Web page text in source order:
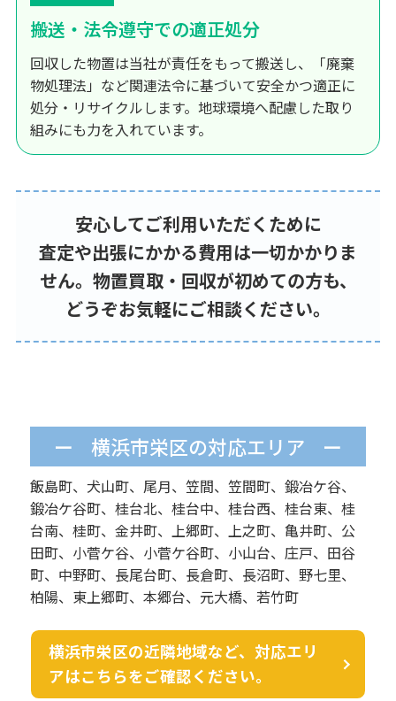
搬送・法令遵守での適正処分
回収した物置は当社が責任をもって搬送し、「廃棄
物処理法」など関連法令に基づいて安全かつ適正に
処分・リサイクルします。地球環境へ配慮した取り
組みにも力を入れています。
安心してご利用いただくために
査定や出張にかかる費用は一切かかりま
せん。物置買取・回収が初めての方も、
どうぞお気軽にご相談ください。
横浜市栄区の対応エリア
飯島町、犬山町、尾月、笠間、笠間町、鍛冶ケ谷、
鍛冶ケ谷町、桂台北、桂台中、桂台西、桂台東、桂
台南、桂町、金井町、上郷町、上之町、亀井町、公
田町、小菅ケ谷、小菅ケ谷町、小山台、庄戸、田谷
町、中野町、長尾台町、長倉町、長沼町、野七里、
柏陽、東上郷町、本郷台、元大橋、若竹町
横浜市栄区の近隣地域など、対応エリ
アはこちらをご確認ください。